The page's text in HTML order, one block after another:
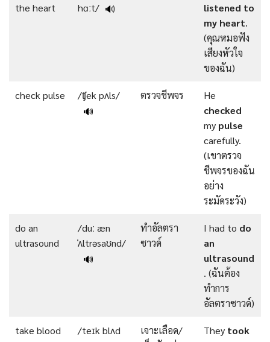
the heart
hɑːt/ 🔊
listened to
my heart.
(คุณหมอฟัง
เสียงหัวใจ
ของฉัน)
check pulse
/ʧek pʌls/
🔊
ตรวจชีพจร
He
checked
my pulse
carefully.
(เขาตรวจ
ชีพจรของฉัน
อย่าง
ระมัดระวัง)
do an
ultrasound
/duː æn
ˈʌltrəsaʊnd/
🔊
ทำอัลตรา
ซาวด์
I had to do
an
ultrasound
. (ฉันต้อง
ทำการ
อัลตราซาวด์)
take blood
/teɪk blʌd
เจาะเลือด/
They took